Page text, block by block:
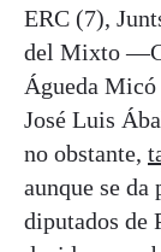
ERC (7),
del Mixto
Águeda
José Luis
no obstante,
aunque se da
diputados de